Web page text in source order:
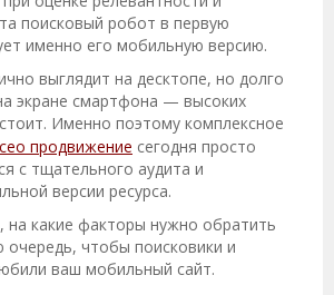
поисковый робот в первую
именно его мобильную версию.
выглядит на десктопе, но долго
экране смартфона — высоких
Именно поэтому комплексное
сео продвижение сегодня просто
с тщательного аудита и
версии ресурса.
на какие факторы нужно обратить
очередь, чтобы поисковики и
ваш мобильный сайт.